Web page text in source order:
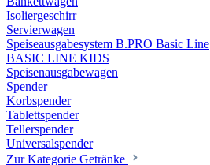
Isoliergeschirr
Servierwagen
Speiseausgabesystem B.PRO Basic Line
BASIC LINE KIDS
Speisenausgabewagen
Spender
Korbspender
Tablettspender
Tellerspender
Universalspender
Zur Kategorie Getränke